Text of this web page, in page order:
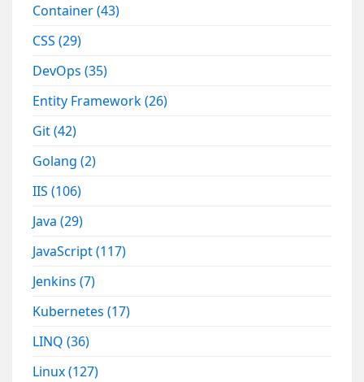
Container(43)
CSS(29)
DevOps(35)
Entity Framework(26)
Git(42)
Golang(2)
IIS(106)
Java(29)
JavaScript(117)
Jenkins(7)
Kubernetes(17)
LINQ(36)
Linux(127)